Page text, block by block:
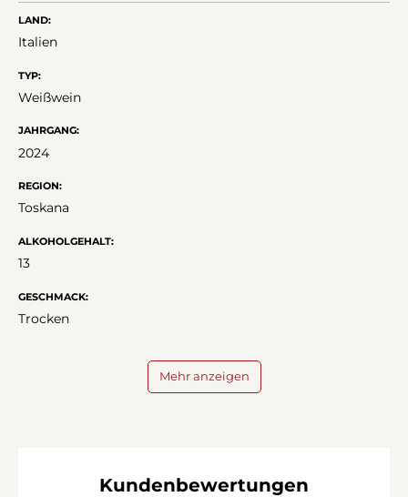
LAND:
Italien
TYP:
Weißwein
JAHRGANG:
2024
REGION:
Toskana
ALKOHOLGEHALT:
13
GESCHMACK:
Trocken
Mehr anzeigen
Kundenbewertungen